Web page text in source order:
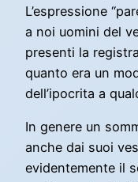
L’espressione
a noi uomini del
presenti la
quanto era un
dell’ipocrita a
In genere un
anche dai suoi
evidentemente il